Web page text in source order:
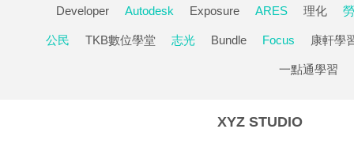
Developer Autodesk Exposure ARES 理化
公民 TKB數位學堂 志光 Bundle Focus 康軒學
一點通學習
XYZ STUDIO